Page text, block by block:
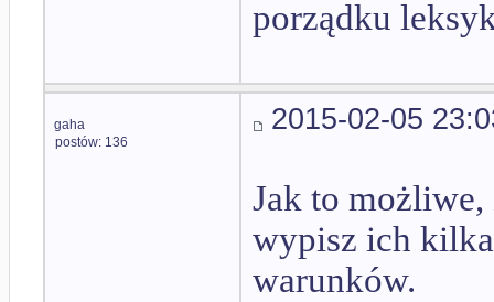
porządku
gaha
postów: 136
2015-02-05
Jak to możliwe,
wypisz ich
warunków.